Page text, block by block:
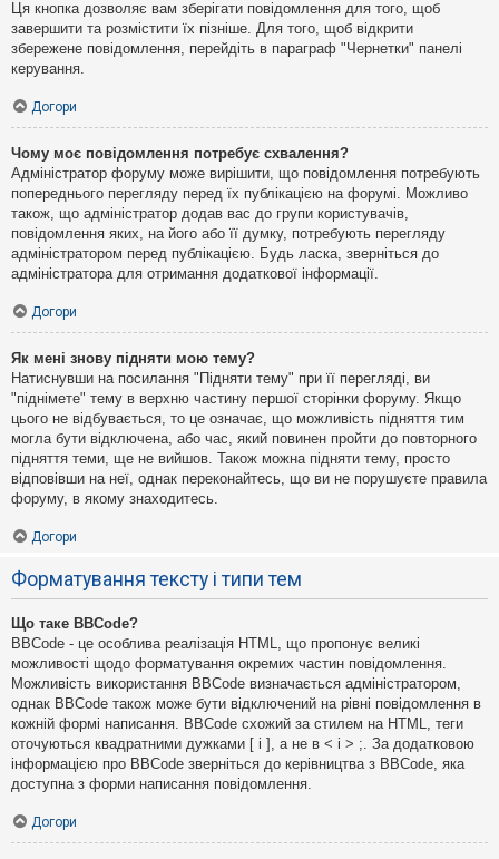
Ця кнопка дозволяє вам зберігати повідомлення для того, щоб
завершити та розмістити їх пізніше. Для того, щоб відкрити
збережене повідомлення, перейдіть в параграф "Чернетки" панелі
керування.
Догори
Чому моє повідомлення потребує схвалення?
Адміністратор форуму може вирішити, що повідомлення потребують
попереднього перегляду перед їх публікацією на форумі. Можливо
також, що адміністратор додав вас до групи користувачів,
повідомлення яких, на його або її думку, потребують перегляду
адміністратором перед публікацією. Будь ласка, зверніться до
адміністратора для отримання додаткової інформації.
Догори
Як мені знову підняти мою тему?
Натиснувши на посилання "Підняти тему" при її перегляді, ви
"піднімете" тему в верхню частину першої сторінки форуму. Якщо
цього не відбувається, то це означає, що можливість підняття тим
могла бути відключена, або час, який повинен пройти до повторного
підняття теми, ще не вийшов. Також можна підняти тему, просто
відповівши на неї, однак переконайтесь, що ви не порушуєте правила
форуму, в якому знаходитесь.
Догори
Форматування тексту і типи тем
Що таке BBCode?
BBCode - це особлива реалізація HTML, що пропонує великі
можливості щодо форматування окремих частин повідомлення.
Можливість використання BBCode визначається адміністратором,
однак BBCode також може бути відключений на рівні повідомлення в
кожній формі написання. BBCode схожий за стилем на HTML, теги
оточуються квадратними дужками [ і ], а не в < і > ;. За додатковою
інформацією про BBCode зверніться до керівництва з BBCode, яка
доступна з форми написання повідомлення.
Догори